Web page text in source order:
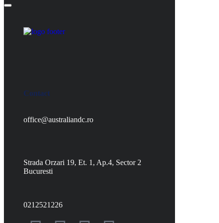
Contact
office@australiandc.ro
Strada Orzari 19, Et. 1, Ap.4, Sector 2
Bucuresti
0212521226